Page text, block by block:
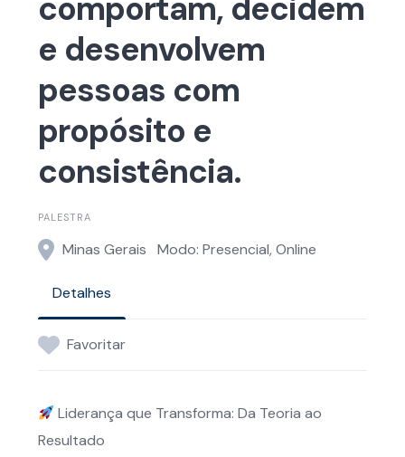
comportam, decidem
e desenvolvem
pessoas com
propósito e
consistência.
PALESTRA
Minas Gerais Modo: Presencial, Online
Detalhes
Favoritar
Liderança que Transforma: Da Teoria ao
Resultado